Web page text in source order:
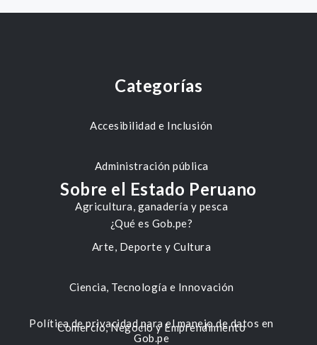
Categorías
Accesibilidad e Inclusión
Administración pública
Agricultura, ganadería y pesca
Arte, Deporte y Cultura
Ciencia, Tecnología e Innovación
Comercio, Negocio y Emprendimiento
Sobre el Estado Peruano
¿Qué es Gob.pe?
Política de privacidad para el manejo de datos en
Gob.pe